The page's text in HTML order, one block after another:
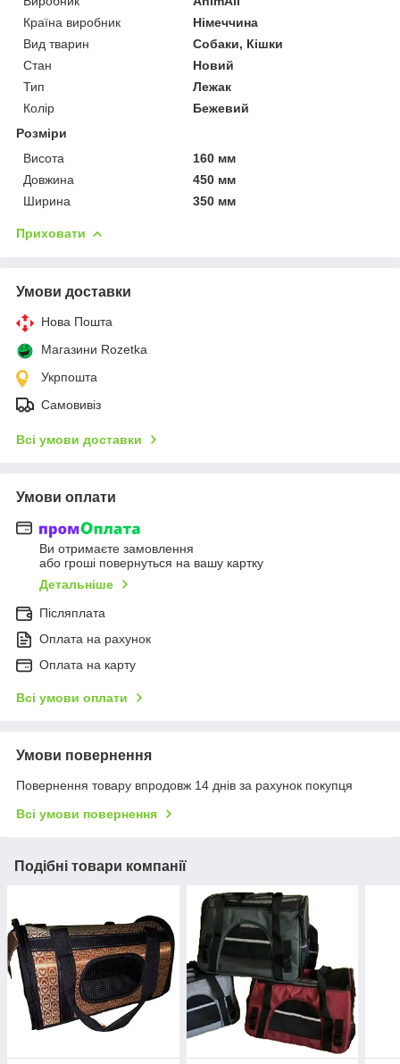
Країна виробник
Німеччина
Вид тварин
Собаки, Кішки
Стан
Новий
Тип
Лежак
Колір
Бежевий
Розміри
Висота
160 мм
Довжина
450 мм
Ширина
350 мм
Приховати
Умови доставки
Нова Пошта
Магазини Rozetka
Укрпошта
Самовивіз
Всі умови доставки
Умови оплати
Ви отримаєте замовлення
або гроші повернуться на вашу картку
Детальніше
Післяплата
Оплата на рахунок
Оплата на карту
Всі умови оплати
Умови повернення
Повернення товару впродовж 14 днів за рахунок покупця
Всі умови повернення
Подібні товари компанії